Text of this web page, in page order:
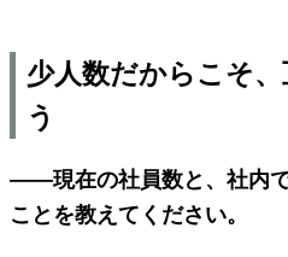
少人数だからこそ
う
――現在の社員数と、社内
ことを教えてください。